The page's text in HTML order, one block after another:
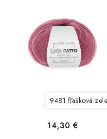
9481 fľašková
14,30 €